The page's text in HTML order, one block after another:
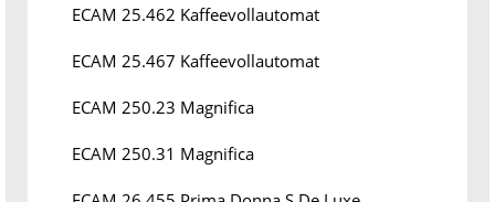
ECAM 25.462 Kaffeevollautomat
ECAM 25.467 Kaffeevollautomat
ECAM 250.23 Magnifica
ECAM 250.31 Magnifica